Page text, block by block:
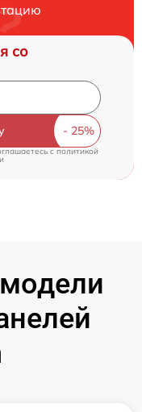
со
cполитикой